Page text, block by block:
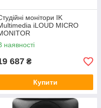
монітори IK
iLOUD MICRO
наявності
687 ₴
Купити